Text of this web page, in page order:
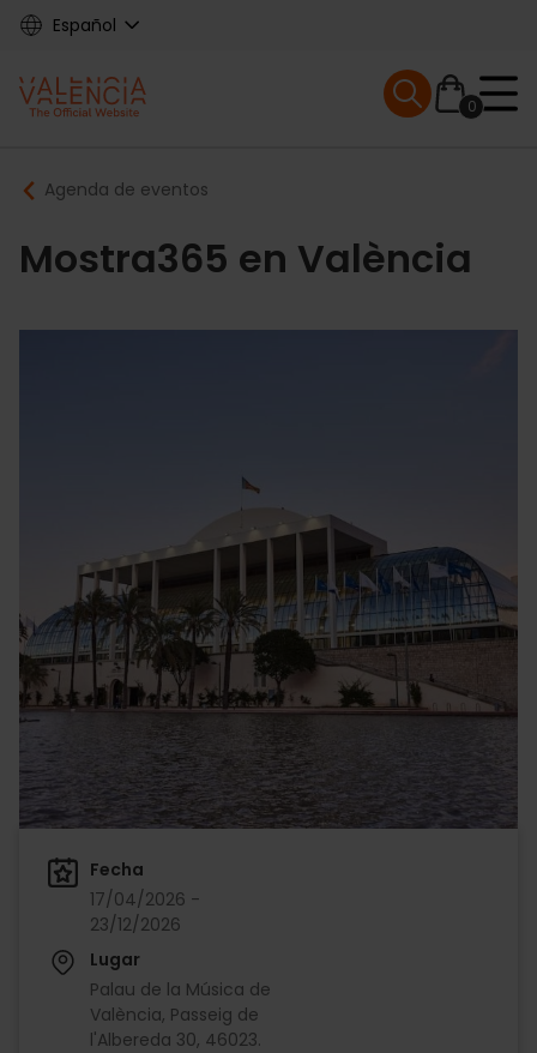
Skip
content
Español
Main
navigation
0
Mobile menu
Breadcrumb
Agenda de eventos
Mostra365 en València
Fecha
17/04/2026 -
23/12/2026
Lugar
Palau de la Música de
València, Passeig de
l'Albereda 30, 46023.